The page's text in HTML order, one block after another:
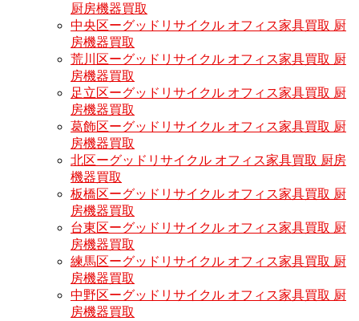
厨房機器買取
中央区ーグッドリサイクル オフィス家具買取 厨
房機器買取
荒川区ーグッドリサイクル オフィス家具買取 厨
房機器買取
足立区ーグッドリサイクル オフィス家具買取 厨
房機器買取
葛飾区ーグッドリサイクル オフィス家具買取 厨
房機器買取
北区ーグッドリサイクル オフィス家具買取 厨房
機器買取
板橋区ーグッドリサイクル オフィス家具買取 厨
房機器買取
台東区ーグッドリサイクル オフィス家具買取 厨
房機器買取
練馬区ーグッドリサイクル オフィス家具買取 厨
房機器買取
中野区ーグッドリサイクル オフィス家具買取 厨
房機器買取